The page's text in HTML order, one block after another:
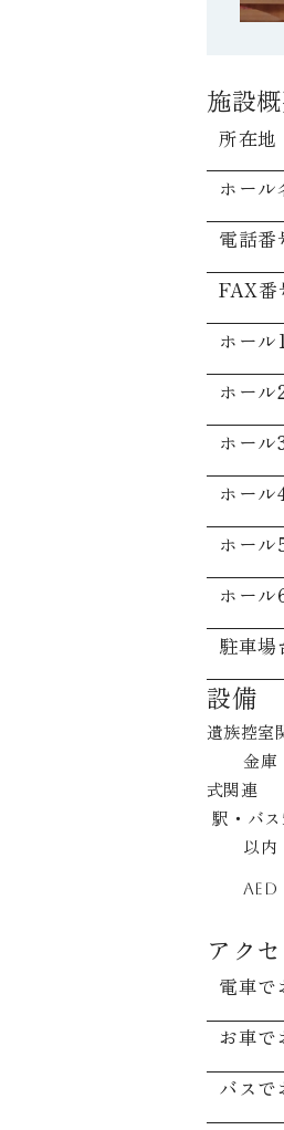
施設
所在地
ホール
電話番
FAX番
ホール
ホール
ホール
ホール
ホール
ホール
駐車場
設備
遺族控室
金庫
式関連
駅・バ
以内
AED
アクセ
電車で
お車で
バスで